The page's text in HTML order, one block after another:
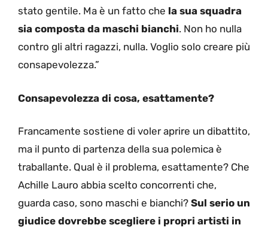
stato gentile. Ma è un fatto che la sua squadra
sia composta da maschi bianchi. Non ho nulla
contro gli altri ragazzi, nulla. Voglio solo creare più
consapevolezza.”
Consapevolezza di cosa, esattamente?
Francamente sostiene di voler aprire un dibattito,
ma il punto di partenza della sua polemica è
traballante. Qual è il problema, esattamente? Che
Achille Lauro abbia scelto concorrenti che,
guarda caso, sono maschi e bianchi? Sul serio un
giudice dovrebbe scegliere i propri artisti in